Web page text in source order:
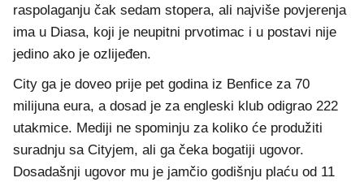
raspolaganju čak sedam stopera, ali najviše povjerenja
ima u Diasa, koji je neupitni prvotimac i u postavi nije
jedino ako je ozlijeđen.
City ga je doveo prije pet godina iz Benfice za 70
milijuna eura, a dosad je za engleski klub odigrao 222
utakmice. Mediji ne spominju za koliko će produžiti
suradnju sa Cityjem, ali ga čeka bogatiji ugovor.
Dosadašnji ugovor mu je jamčio godišnju plaću od 11